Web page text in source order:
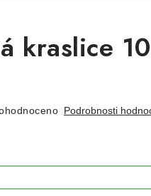
kraslice
Podrobnosti